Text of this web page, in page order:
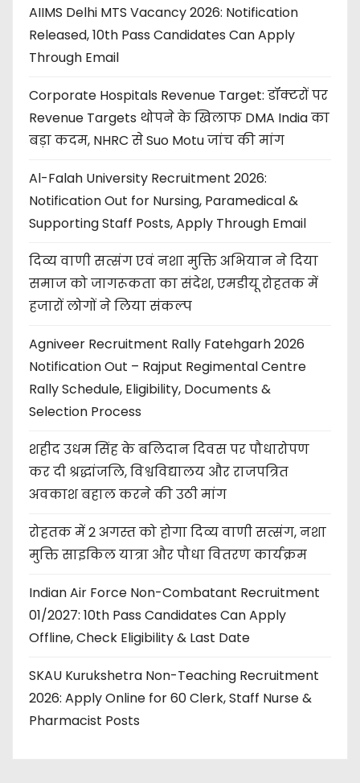
AIIMS Delhi MTS Vacancy 2026: Notification
Released, 10th Pass Candidates Can Apply
Through Email
Corporate Hospitals Revenue Target: डॉक्टरों पर
Revenue Targets थोपने के खिलाफ DMA India का
बड़ा कदम, NHRC से Suo Motu जांच की मांग
Al-Falah University Recruitment 2026:
Notification Out for Nursing, Paramedical &
Supporting Staff Posts, Apply Through Email
दिव्य वाणी सत्संग एवं नशा मुक्ति अभियान ने दिया
समाज को जागरूकता का संदेश, एमडीयू रोहतक में
हजारों लोगों ने लिया संकल्प
Agniveer Recruitment Rally Fatehgarh 2026
Notification Out – Rajput Regimental Centre
Rally Schedule, Eligibility, Documents &
Selection Process
शहीद उधम सिंह के बलिदान दिवस पर पौधारोपण
कर दी श्रद्धांजलि, विश्वविद्यालय और राजपत्रित
अवकाश बहाल करने की उठी मांग
रोहतक में 2 अगस्त को होगा दिव्य वाणी सत्संग, नशा
मुक्ति साइकिल यात्रा और पौधा वितरण कार्यक्रम
Indian Air Force Non-Combatant Recruitment
01/2027: 10th Pass Candidates Can Apply
Offline, Check Eligibility & Last Date
SKAU Kurukshetra Non-Teaching Recruitment
2026: Apply Online for 60 Clerk, Staff Nurse &
Pharmacist Posts